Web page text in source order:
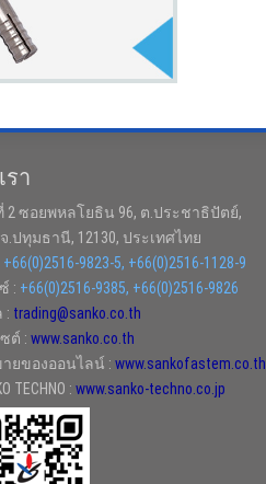
รา
2 ซอยพหลโยธิน 96, ต.ประชาธิปัตย์,
.ปทุมธานี, 12130, ประเทศไทย
+66(0)2516-9823-5, +66(0)2516-1128-9
: +66(0)2516-9385, +66(0)2516-9826
: trading@sanko.co.th
ซต์ :www.sanko.co.th
ายของออนไลน์ :www.sankofastem.co.th
TECHNO :www.sanko-techno.co.jp